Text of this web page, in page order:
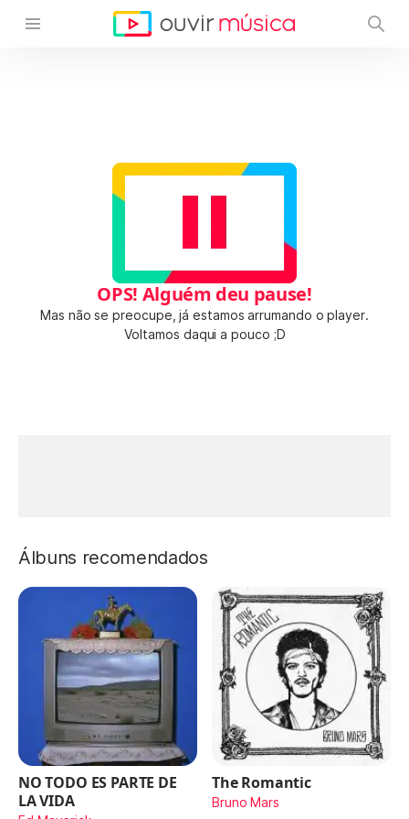
OPS! Alguém deu pause!
Mas não se preocupe, já estamos arrumando o player.
Voltamos daqui a pouco ;D
Álbuns recomendados
NO TODO ES PARTE DE
LA VIDA
The Romantic
Bruno Mars